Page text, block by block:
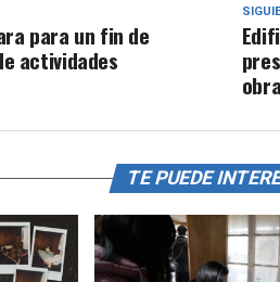
para un fin de
actividades
TE PUEDE